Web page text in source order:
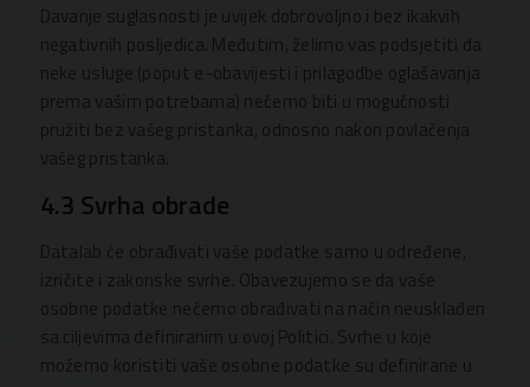
Davanje suglasnosti je uvijek dobrovoljno i bez ikakvih
negativnih posljedica. Međutim, želimo vas podsjetiti da
neke usluge (poput e-obavijesti i prilagodbe oglašavanja
prema vašim potrebama) nećemo biti u mogućnosti
pružiti bez vašeg pristanka, odnosno nakon povlačenja
vašeg pristanka.
4.3 Svrha obrade
Datalab će obrađivati vaše podatke samo u određene,
izričite i zakonske svrhe. Obavezujemo se da vaše
osobne podatke nećemo obrađivati na način neusklađen
sa ciljevima definiranim u ovoj Politici. Svrhe u koje
možemo koristiti vaše osobne podatke su definirane u